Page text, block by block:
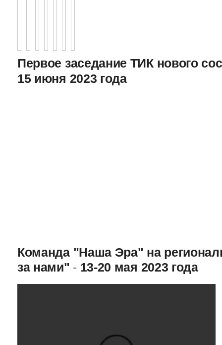
Первое заседание ТИК нового
15 июня 2023 года
Команда "Наша Эра" на
за нами" - 13-20 мая 2023 года